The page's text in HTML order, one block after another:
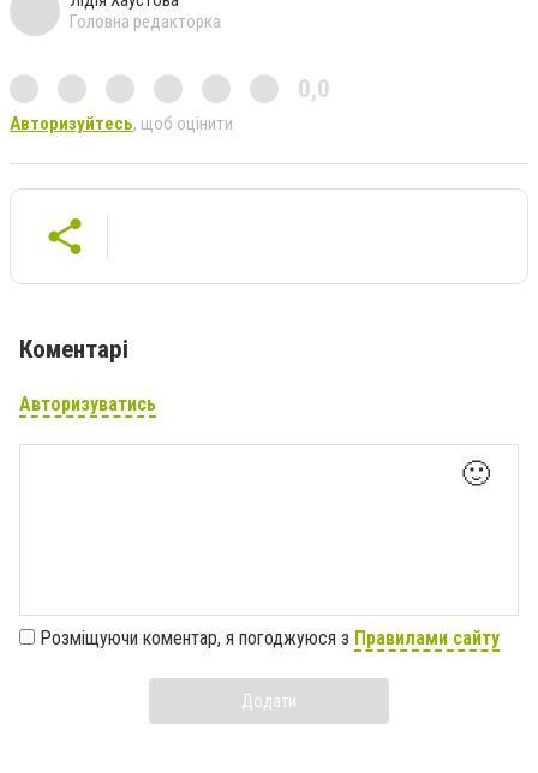
Головна редакторка
0,0
Авторизуйтесь, щоб оцінити
Коментарі
Авторизуватись
🙂
Розміщуючи коментар, я погоджуюся з Правилами сайту
Додати